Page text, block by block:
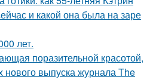
и какой она была на заре
лет.
поразительной красотой,
нового выпуска журнала The